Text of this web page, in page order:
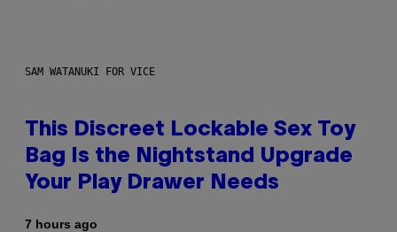
SAM WATANUKI FOR VICE
This Discreet Lockable Sex Toy
Bag Is the Nightstand Upgrade
Your Play Drawer Needs
7 hours ago